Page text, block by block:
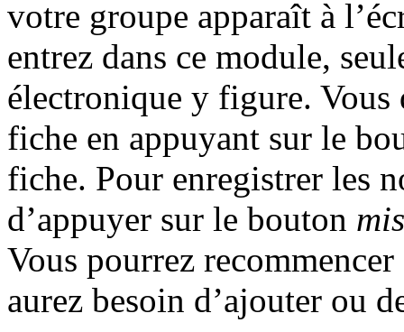
votre groupe apparaît à
entrez dans ce module,
électronique y figure.
fiche en appuyant sur le
fiche. Pour enregistrer les
d’appuyer sur le bouton
Vous pourrez
aurez besoin d’ajouter ou